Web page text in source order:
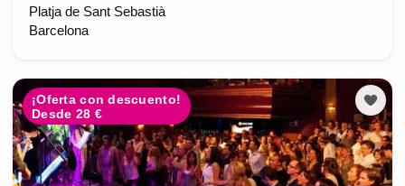
Platja de Sant Sebastià
Barcelona
¡Oferta con descuento!
Desde 28 €